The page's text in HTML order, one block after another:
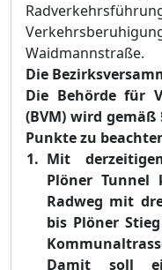
Waidmannstraße.
Die
Die Behörde für
(BVM) wird gemäß
Punkte zu
Mit
Plöner Tunnel
Radweg mit
bis Plöner
Damit soll